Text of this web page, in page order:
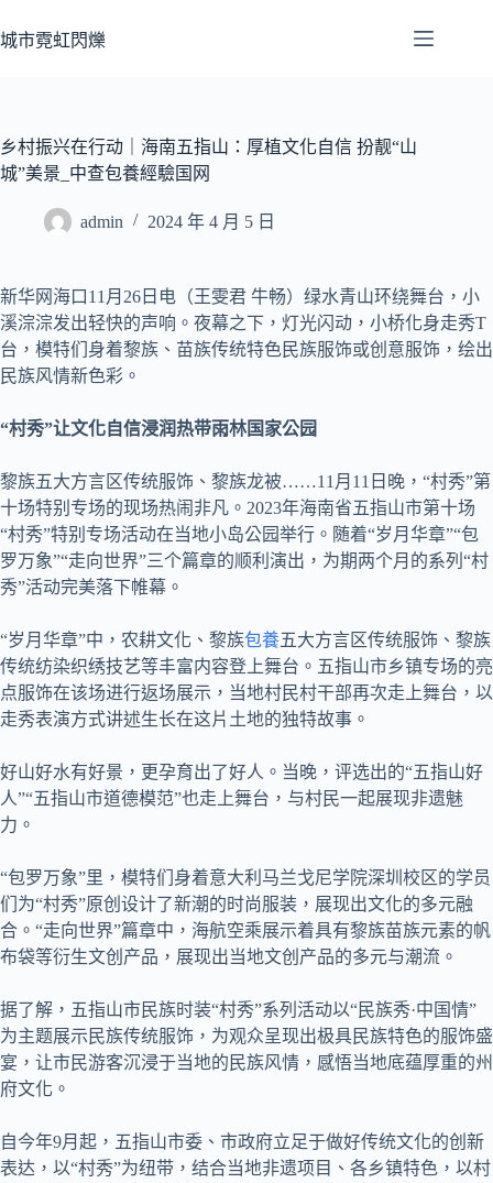
至
容
城市霓虹閃爍
乡村振兴在行动｜海南五指山：厚植文化自信 扮靓“山
城”美景_中查包養經驗国网
admin 2024 年 4 月 5 日
新华网海口11月26日电（王雯君 牛畅）绿水青山环绕舞台，小
溪淙淙发出轻快的声响。夜幕之下，灯光闪动，小桥化身走秀T
台，模特们身着黎族、苗族传统特色民族服饰或创意服饰，绘出
民族风情新色彩。
“村秀”让文化自信浸润热带雨林国家公园
黎族五大方言区传统服饰、黎族龙被……11月11日晚，“村秀”第
十场特别专场的现场热闹非凡。2023年海南省五指山市第十场
“村秀”特别专场活动在当地小岛公园举行。随着“岁月华章”“包
罗万象”“走向世界”三个篇章的顺利演出，为期两个月的系列“村
秀”活动完美落下帷幕。
“岁月华章”中，农耕文化、黎族包養五大方言区传统服饰、黎族
传统纺染织绣技艺等丰富内容登上舞台。五指山市乡镇专场的亮
点服饰在该场进行返场展示，当地村民村干部再次走上舞台，以
走秀表演方式讲述生长在这片土地的独特故事。
好山好水有好景，更孕育出了好人。当晚，评选出的“五指山好
人”“五指山市道德模范”也走上舞台，与村民一起展现非遗魅
力。
“包罗万象”里，模特们身着意大利马兰戈尼学院深圳校区的学员
们为“村秀”原创设计了新潮的时尚服装，展现出文化的多元融
合。“走向世界”篇章中，海航空乘展示着具有黎族苗族元素的帆
布袋等衍生文创产品，展现出当地文创产品的多元与潮流。
据了解，五指山市民族时装“村秀”系列活动以“民族秀·中国情”
为主题展示民族传统服饰，为观众呈现出极具民族特色的服饰盛
宴，让市民游客沉浸于当地的民族风情，感悟当地底蕴厚重的州
府文化。
自今年9月起，五指山市委、市政府立足于做好传统文化的创新
表达，以“村秀”为纽带，结合当地非遗项目、各乡镇特色，以村